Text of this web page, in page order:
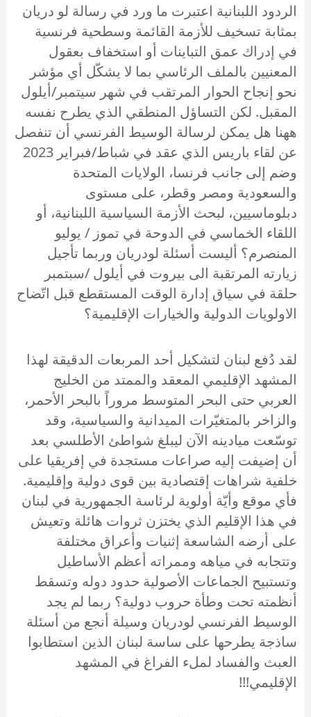
الردود اللبنانية اعتبرت ما ورد في رسالة لو دريان
بمثابة تسخيف للأزمة القائمة وسطحية فرنسية
في إدراك عمق التباينات أو استخفاف بعقول
المعنيين بالملف الرئاسي بما لا يشكّل أي مؤشر
نحو إنجاح الحوار المرتقب في شهر سيتمبر/أيلول
المقبل. لكن التساؤل المنطقي الذي يطرح نفسه
ههنا هل يمكن لرسالة الوسيط الفرنسي أن تنفصل
عن لقاء باريس الذي عقد في شباط/فبراير 2023
وضم إلى جانب فرنسا، الولايات المتحدة
والسعودية ومصر وقطر، على مستوى
دبلوماسيين، لبحث الأزمة السياسية اللبنانية، أو
اللقاء الخماسي في الدوحة في تموز / يوليو
المنصرم؟ أليست أسئلة لودريان وربما تأجيل
زيارته المرتقبة الى بيروت في أيلول /سبتمبر
حلقة في سياق إدارة الوقت المستقطع قبل اتّضاح
الاولويات الدولية والخيارات الإقليمية؟
لقد دُفع لبنان لتشكيل أحد المربعات الدقيقة لهذا
المشهد الإقليمي المعقد والممتد من الخليج
العربي حتى البحر المتوسط مروراً بالبحر الأحمر،
والزاخر بالمتغيّرات الميدانية والسياسية، وقد
توسّعت ميادينه الآن ليبلغ شواطئ الأطلسي بعد
أن إضيفت إليه صراعات مستجدة في إفريقيا على
خلفية شراهات إقتصادية بين قوى دولية وإقليمية.
فأي موقع وأيّة أولوية لرئاسة الجمهورية في لبنان
في هذا الإقليم الذي يختزن ثروات هائلة وتعيش
على أرضه الشاسعة إثنيات وأعراق مختلفة
وتتجابه في مياهه وممراته أعظم الأساطيل
وتستبيح الجماعات الأصولية حدود دوله وتسقط
أنظمته تحت وطأة حروب دولية؟ ربما لم يجد
الوسيط الفرنسي لودريان وسيلة أنجع من أسئلة
ساذجة يطرحها على ساسة لبنان الذين استطابوا
العبث والفساد لملء الفراغ في المشهد
الإقليمي!!!